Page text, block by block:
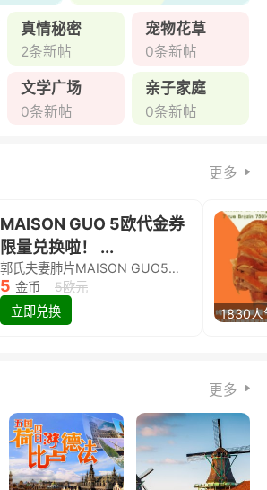
真情秘密
2条新帖
宠物花草
0条新帖
文学广场
0条新帖
亲子家庭
0条新帖
更多
MAISON GUO 5欧代金券
限量兑换啦！ ...
郭氏夫妻肺片MAISON GUO5欧代金券限量兑换啦！
5 金币
5欧元
立即兑换
1830人
更多